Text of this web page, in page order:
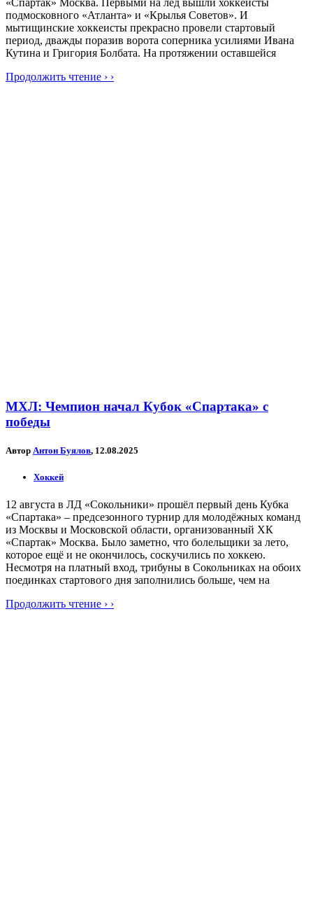
«Спартак» Москва. Первыми на лёд вышли хоккеисты
подмосковного «Атланта» и «Крылья Советов». И
мытищинские хоккеисты прекрасно провели стартовый
период, дважды поразив ворота соперника усилиями Ивана
Кутина и Григория Болбата. На протяжении оставшейся
Продолжить чтение › ›
МХЛ: Чемпион начал Кубок «Спартака» с
победы
Автор Антон Буялов, 12.08.2025
Хоккей
12 августа в ЛД «Сокольники» прошёл первый день Кубка
«Спартака» – предсезонного турнир для молодёжных команд
из Москвы и Московской области, организованный ХК
«Спартак» Москва. Было заметно, что болельщики за лето,
которое ещё и не окончилось, соскучились по хоккею.
Несмотря на платный вход, трибуны в Сокольниках на обоих
поединках стартового дня заполнились больше, чем на
Продолжить чтение › ›